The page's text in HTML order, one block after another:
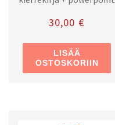
30,00€
LISÄÄ
OSTOSKORIIN